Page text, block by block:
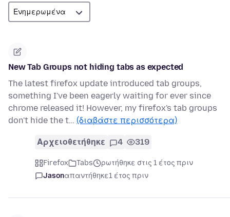
New Tab Groups not hiding tabs as expected
The latest firefox update introduced tab groups,
something I've been eagerly waiting for ever since
chrome released it! However, my firefox's tab groups
don't hide the t… (διαβάστε περισσότερα)
Αρχειοθετήθηκε 4 319
Firefox Tabs
ρωτήθηκε στις 1 έτος πριν
Jasonαπαντήθηκε1 έτος πριν